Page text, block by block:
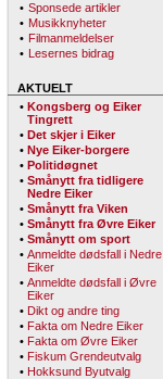
• Sponsede artikler
• Musikknyheter
• Filmanmeldelser
• Lesernes bidrag
AKTUELT
• Kongsberg og Eiker
Tingrett
• Det skjer i Eiker
• Nye Eiker-borgere
• Politidøgnet
• Smånytt fra tidligere
Nedre Eiker
• Smånytt fra Viken
• Smånytt fra Øvre Eiker
• Smånytt om sport
• Anmeldte dødsfall i Nedre
Eiker
• Anmeldte dødsfall i Øvre
Eiker
• Dikt og andre ting
• Fakta om Nedre Eiker
• Fakta om Øvre Eiker
• Fiskum Grendeutvalg
• Hokksund Byutvalg